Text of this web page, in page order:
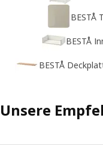
BESTÅ
BESTÅ
BESTÅ
Unsere